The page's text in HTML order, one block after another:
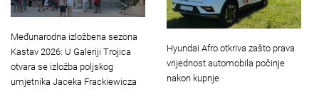
Međunarodna izložbena sezona
Kastav 2026: U Galeriji Trojica
otvara se izložba poljskog
umjetnika Jaceka Frackiewicza
Hyundai Afro otkriva zašto prava
vrijednost automobila počinje
nakon kupnje